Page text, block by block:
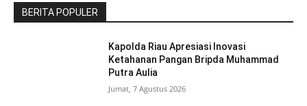
BERITA POPULER
Kapolda Riau Apresiasi Inovasi
Ketahanan Pangan Bripda Muhammad
Putra Aulia
Jumat, 7 Agustus 2026